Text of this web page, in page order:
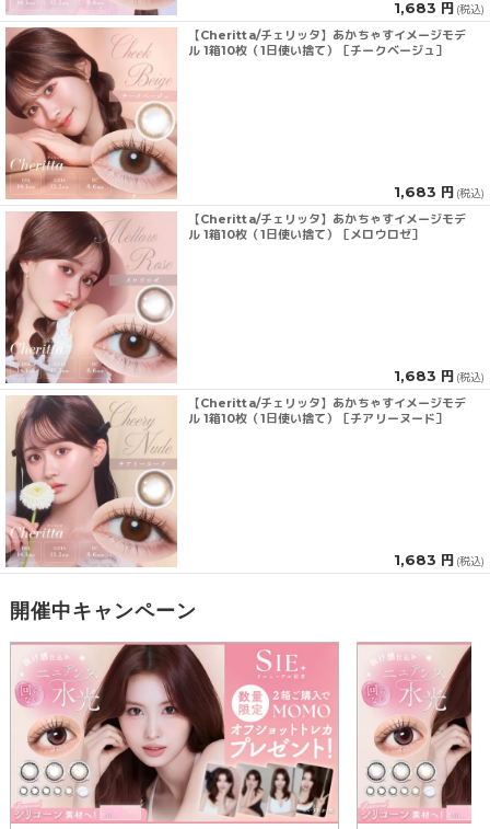
1,683 円 (税込)
【Cheritta/チェリッタ】あかちゃすイメージモデ
ル 1箱10枚（1日使い捨て）［チークベージュ］
1,683 円 (税込)
【Cheritta/チェリッタ】あかちゃすイメージモデ
ル 1箱10枚（1日使い捨て）［メロウロゼ］
1,683 円 (税込)
【Cheritta/チェリッタ】あかちゃすイメージモデ
ル 1箱10枚（1日使い捨て）［チアリーヌード］
1,683 円 (税込)
開催中キャンペーン